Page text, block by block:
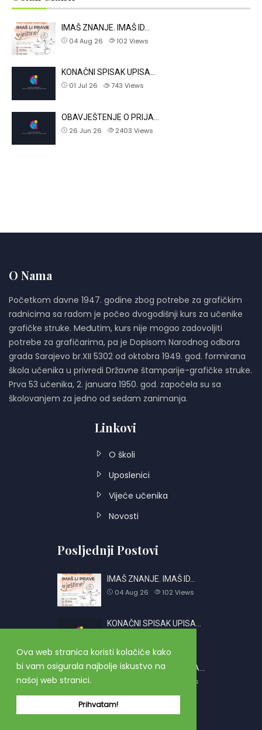
Ova web stranica koristi kolačiće kako
bi vam osigurala najbolje iskustvo na
našoj web stranici.
Prihvatam!
IMAŠ ZNANJE. IMAŠ ID…
04 Aug 26
102 Views
KONAČNI SPISAK UPISA…
01 Jul 26
743 Views
OBAVJEŠTENJE O PRIJA…
26 Jun 26
2403 Views
O Nama
Početkom davne 1947. godine zbog potrebe za grafičkim
radnicima sa radom je počeo dvogodišnji kurs za učenike
grafičke struke. Međutim, kurs nije mogao zadovoljiti
potrebe za grafičarima, pa je Dopisom Narodnog odbora
grada Sarajevo br.XII 5302 od oktobra 1949. god. formirana
škola učenika u privredi Državne štamparije-grafičke struke.
Prva 53 učenika, 2. januara 1950. god. započela su sa
školovanjem za jedno od sedam zanimanja.
Linkovi
O školi
Uposlenici
Vijeće učenika
Novosti
Posljednji Postovi
IMAŠ ZNANJE. IMAŠ ID…
04 Aug 26
102 Views
KONAČNI SPISAK UPISA…
OBAVJEŠTENJE O PRIJA…
Views